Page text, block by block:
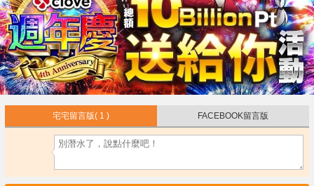
宅宅留言版( 1 ) FACEBOOK留言版